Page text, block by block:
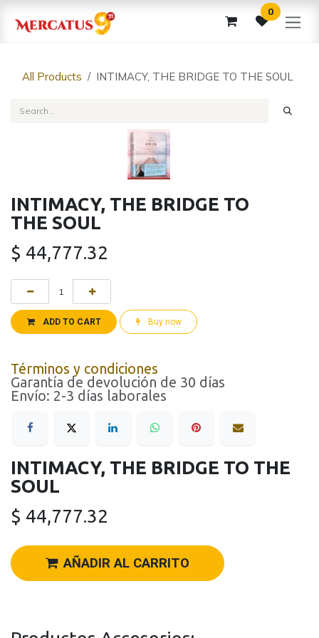
0
All Products INTIMACY, THE BRIDGE TO THE SOUL
INTIMACY, THE BRIDGE TO
THE SOUL
$ 44,777.32
ADD TO CART Buy now
Términos y condiciones
Garantía de devolución de 30 días
Envío: 2-3 días laborales
INTIMACY, THE BRIDGE TO THE
SOUL
$ 44,777.32
AÑADIR AL CARRITO